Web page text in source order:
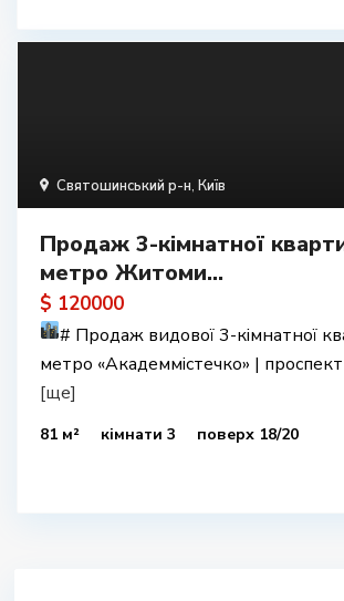
Святошинський р-н, Київ
Продаж 3-кімнатної
метро Житоми...
$ 120000
# Продаж видової 3-кімнатної
метро «Академмістечко» |
[ще]
81 м² кімнати 3 поверх 18/20